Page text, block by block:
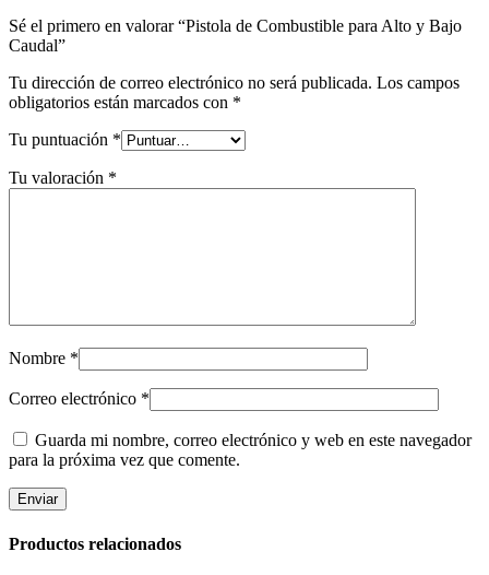
Sé el primero en valorar “Pistola de Combustible para Alto y Bajo
Caudal”
Tu dirección de correo electrónico no será publicada. Los campos
obligatorios están marcados con *
Tu puntuación *
Tu valoración *
Nombre *
Correo electrónico *
Guarda mi nombre, correo electrónico y web en este navegador
para la próxima vez que comente.
Productos relacionados